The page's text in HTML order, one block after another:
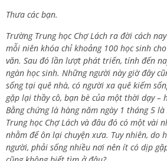
Thưa các bạn.
Trường Trung học Chợ Lách ra đời cách
mỗi niên khóa chỉ khoảng 100 học sinh
văn. Sau đó lần lượt phát triển, tính đến
ngàn học sinh. Những người này giờ đây
sống tại quê nhà, có người xa quê kiếm
gặp lại thầy cô, bạn bè của một thời dạy –
Bằng chứng là hàng năm ngày 1 tháng 5 là
Trung học Chợ Lách và đâu đó có một vài
nhằm để ôn lại chuyện xưa. Tuy nhiên, do
người, phải sống nhiều nơi nên ít có dịp